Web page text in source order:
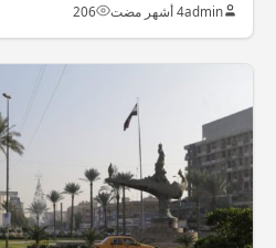
admin4 أشهر مضت 206